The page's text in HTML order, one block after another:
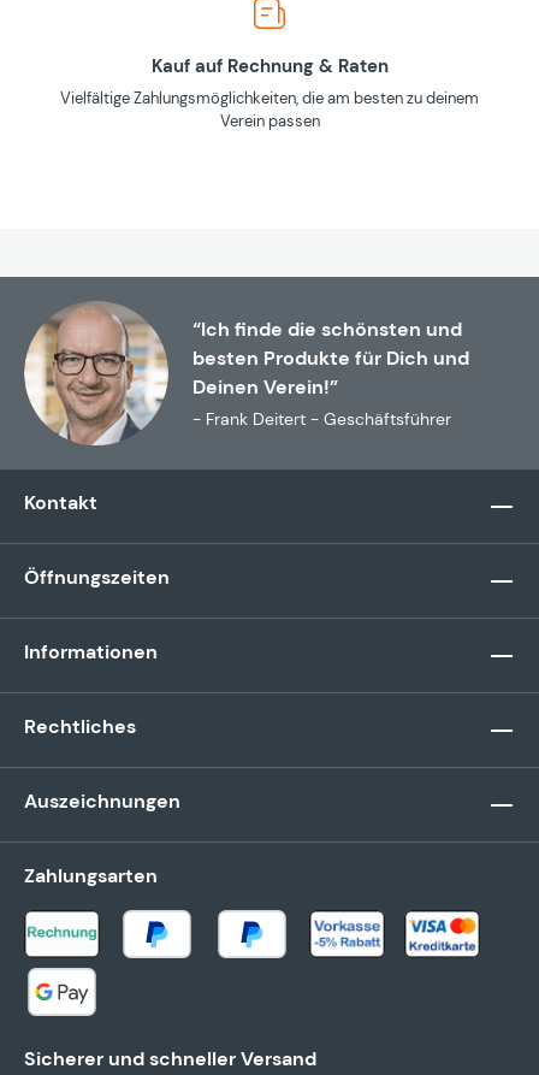
Kauf auf Rechnung & Raten
Vielfältige Zahlungsmöglichkeiten, die am besten zu deinem
Verein passen
“Ich finde die schönsten und
besten Produkte für Dich und
Deinen Verein!”
- Frank Deitert - Geschäftsführer
Kontakt
Öffnungszeiten
Informationen
Rechtliches
Auszeichnungen
Zahlungsarten
Sicherer und schneller Versand